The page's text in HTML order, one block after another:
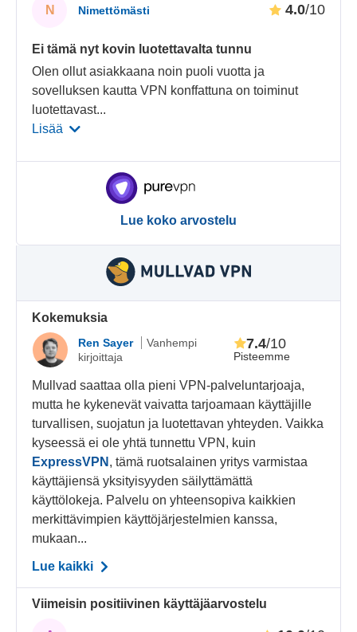
N Nimettömästi 4.0/10
Ei tämä nyt kovin luotettavalta tunnu
Olen ollut asiakkaana noin puoli vuotta ja
sovelluksen kautta VPN konffattuna on toiminut
luotettavast...
Lisää
Lue koko arvostelu
Kokemuksia
Ren Sayer
Vanhempi
kirjoittaja
Pisteemme
7.4/10
Mullvad saattaa olla pieni VPN-palveluntarjoaja,
mutta he kykenevät vaivatta tarjoamaan käyttäjille
turvallisen, suojatun ja luotettavan yhteyden. Vaikka
kyseessä ei ole yhtä tunnettu VPN, kuin
ExpressVPN , tämä ruotsalainen yritys varmistaa
käyttäjiensä yksityisyyden säilyttämättä
käyttölokeja. Palvelu on yhteensopiva kaikkien
merkittävimpien käyttöjärjestelmien kanssa,
mukaan...
Lue kaikki
Viimeisin positiivinen käyttäjäarvostelu